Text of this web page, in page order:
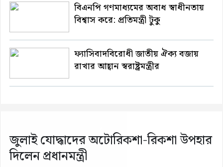
বিএনপি গণমাধ্যমের অবাধ স্বাধীনতায়
বিশ্বাস করে: প্রতিমন্ত্রী টুকু
ফ্যাসিবাদবিরোধী জাতীয় ঐক্য বজায়
রাখার আহ্বান স্বরাষ্ট্রমন্ত্রীর
জুলাই যোদ্ধাদের অটোরিকশা-রিকশা উপহার
দিলেন প্রধানমন্ত্রী